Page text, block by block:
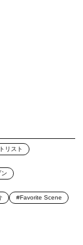
リスト
#Favorite Scene